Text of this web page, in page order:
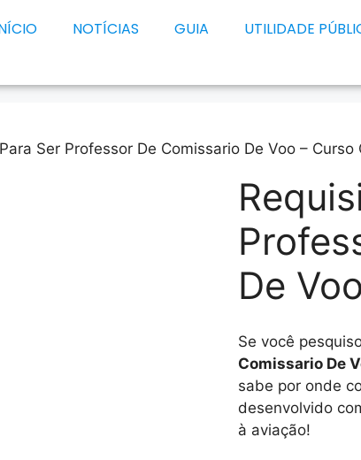
NOTÍCIAS GUIA UTILIDADE
Ser Professor De Comissario De Voo – Curso
De
Se você
Comissario De
sabe por onde
desenvolvido
à aviação!